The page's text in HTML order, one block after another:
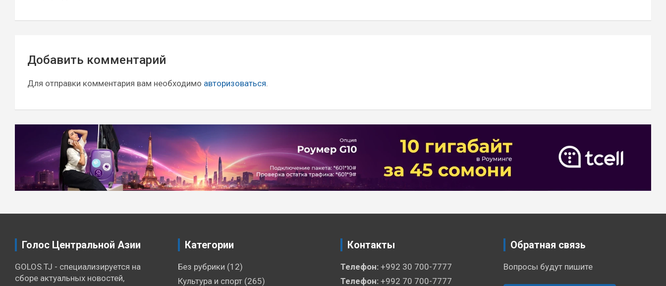
по
записям
Добавить комментарий
Для отправки комментария вам необходимо авторизоваться.
Голос Центральной Азии
GOLOS.TJ - специализируется на
сборе актуальных новостей,
Категории
Без рубрики (12)
Культура и спорт(265)
Контакты
Телефон: +992 30 700-7777
Телефон: +992 70 700-7777
Обратная связь
Вопросы будут пишите